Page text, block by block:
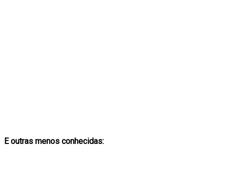
E outras menos conhecidas: